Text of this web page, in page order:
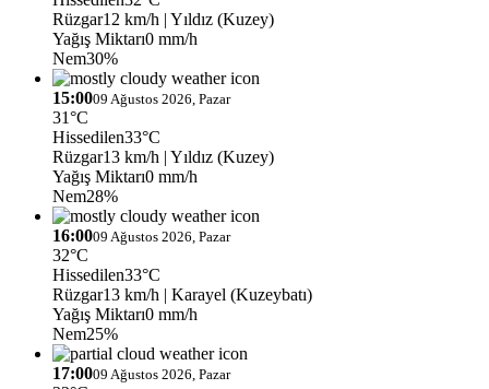
Rüzgar12 km/h | Yıldız (Kuzey)
Yağış Miktarı0 mm/h
Nem30%
15:0009 Ağustos 2026, Pazar
31°C
Hissedilen33°C
Rüzgar13 km/h | Yıldız (Kuzey)
Yağış Miktarı0 mm/h
Nem28%
16:0009 Ağustos 2026, Pazar
32°C
Hissedilen33°C
Rüzgar13 km/h | Karayel (Kuzeybatı)
Yağış Miktarı0 mm/h
Nem25%
17:0009 Ağustos 2026, Pazar